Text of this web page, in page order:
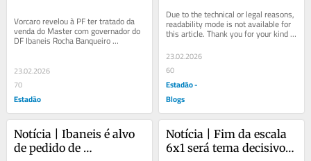
do DF enquanto durar
apuração do caso
Master/BRB
Vorcaro revelou à PF ter tratado da
venda do Master com governador do
DF Ibaneis Rocha Banqueiro
confirmou em depoimento que
23.02.2026
70
Estadão
dos brasileiros, aponta
pesquisa
Due to the technical or legal reasons,
readability mode is not available for
this article. Thank you for your kind
23.02.2026
60
Estadão -
Blogs
Notícia | Ibaneis é alvo
de pedido de
Notícia | Fim da escala
6x1 será tema decisivo